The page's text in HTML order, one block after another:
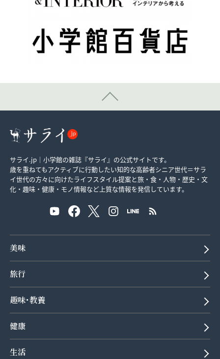
サライ.jp｜小学館の雑誌『サライ』の公式サイトです。
歳を重ねてもアクティブに行動したい知的な高齢者シニア世代＝サラ
イ世代の方々に向けたライフスタイル提案と旅・食・人物・歴史・文
化・趣味・健康・モノ情報など上質な情報を発信しています。
美味
旅行
趣味･教養
健康
生活